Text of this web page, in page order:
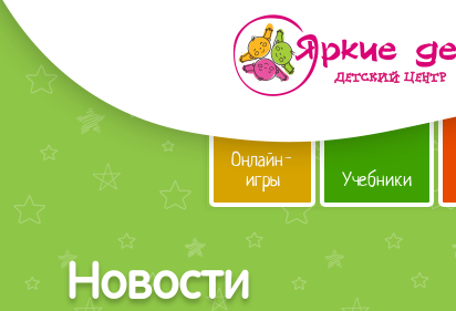
Онлайн-
игры Учебники
Новости